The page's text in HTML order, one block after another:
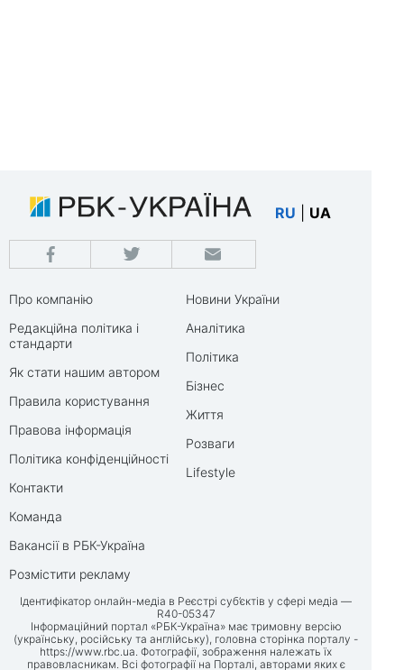
RU UA
Про компанію
Редакційна політика і
стандарти
Як стати нашим автором
Правила користування
Правова інформація
Політика конфіденційності
Контакти
Команда
Вакансії в РБК-Україна
Розмістити рекламу
Новини України
Аналітика
Політика
Бізнес
Життя
Розваги
Lifestyle
Ідентифікатор онлайн-медіа в Реєстрі суб’єктів у сфері медіа —
R40-05347
Інформаційний портал «РБК-Україна» має тримовну версію
(українську, російську та англійську), головна сторінка порталу -
https://www.rbc.ua. Фотографії, зображення належать їх
правовласникам. Всі фотографії на Порталі, авторами яких є